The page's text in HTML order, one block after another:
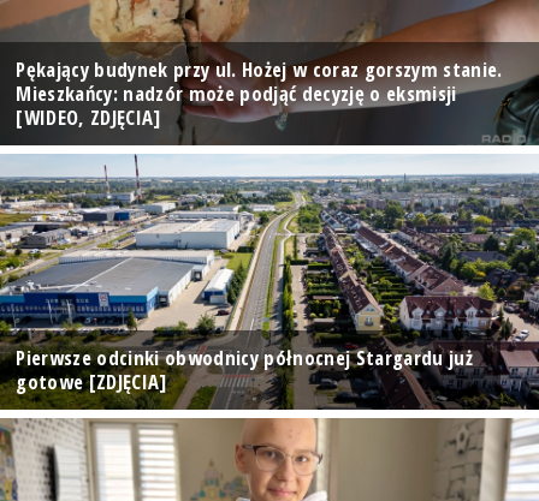
Pękający budynek przy ul. Hożej w coraz gorszym stanie.
Mieszkańcy: nadzór może podjąć decyzję o eksmisji
[WIDEO, ZDJĘCIA]
Pierwsze odcinki obwodnicy północnej Stargardu już
gotowe [ZDJĘCIA]